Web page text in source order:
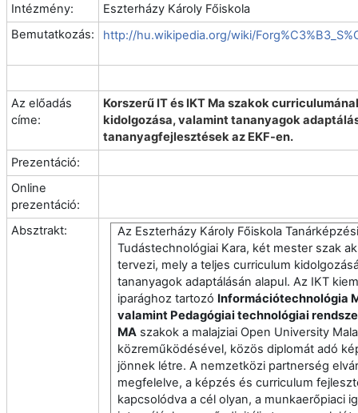
Intézmény:
Eszterházy Károly Főiskola
Bemutatkozás:
http://hu.wikipedia.org/wiki/
Az előadás
címe:
Korszerű IT és IKT Ma szakok
kidolgozása, valamint tananyagok
tananyagfejlesztések az EKF-en.
Prezentáció:
Online
prezentáció:
Absztrakt:
Az Eszterházy Károly Főiskola
Tudástechnológiai Kara, két mester szak
tervezi, mely a teljes curriculum
tananyagok adaptálásán alapul. Az IKT
iparághoz tartozó Információtechnológia
valamint Pedagógiai technológiai
MAszakok a malajziai Open University
közreműködésével, közös diplomát adó
jönnek létre. A nemzetközi partnerség
megfelelve, aképzés és curriculum
kapcsolódva a cél olyan, a munkaerőpiaci